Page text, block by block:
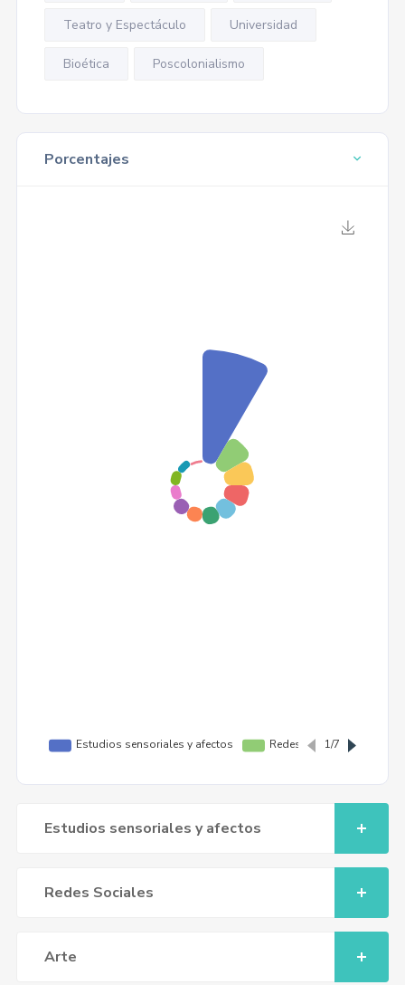
Teatro y Espectáculo Universidad
Bioética Poscolonialismo
Porcentajes
Estudios sensoriales y afectos
Redes Sociales
Arte